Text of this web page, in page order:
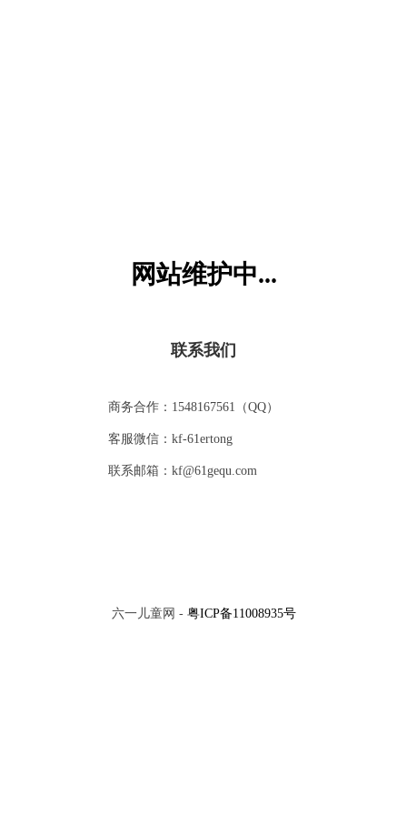
网站维护中...
联系我们
商务合作：1548167561（QQ）
客服微信：kf-61ertong
联系邮箱：kf@61gequ.com
六一儿童网 - 粤ICP备11008935号